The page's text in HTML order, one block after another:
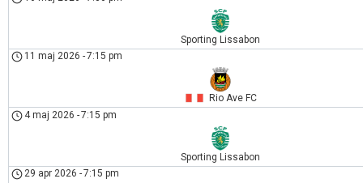
Sporting Lissabon
11 maj 2026 -7:15 pm
Rio Ave FC
4 maj 2026 -7:15 pm
Sporting Lissabon
29 apr 2026 -7:15 pm